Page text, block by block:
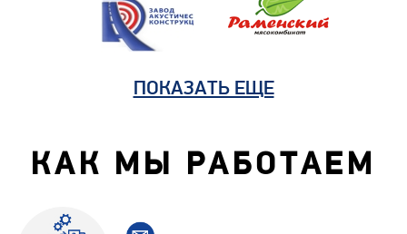
ПОКАЗАТЬ ЕЩЕ
КАК МЫ РАБОТАЕМ